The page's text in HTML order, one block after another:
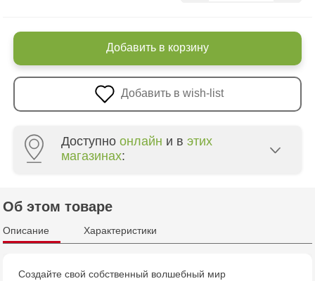
Добавить в корзину
Добавить в wish-list
Доступно онлайн и в этих
магазинах:
Multistore Centru - bd. Cantemir, 6
Об этом товаре
Описание Характеристики
Создайте свой собственный волшебный мир